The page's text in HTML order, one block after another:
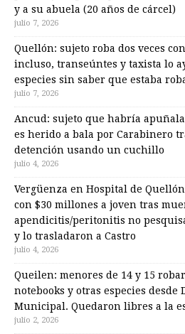
y a su abuela (20 años de cárcel)
julio 7, 2026
Quellón: sujeto roba dos veces
incluso, transeúntes y taxista lo
especies sin saber que estaba
julio 7, 2026
Ancud: sujeto que habría
es herido a bala por Carabinero
detención usando un cuchillo
julio 4, 2026
Vergüenza en Hospital de
con $30 millones a joven tras
apendicitis/peritonitis no
y lo trasladaron a Castro
julio 4, 2026
Queilen: menores de 14 y 15
notebooks y otras especies desde
Municipal. Quedaron libres a la
julio 2, 2026